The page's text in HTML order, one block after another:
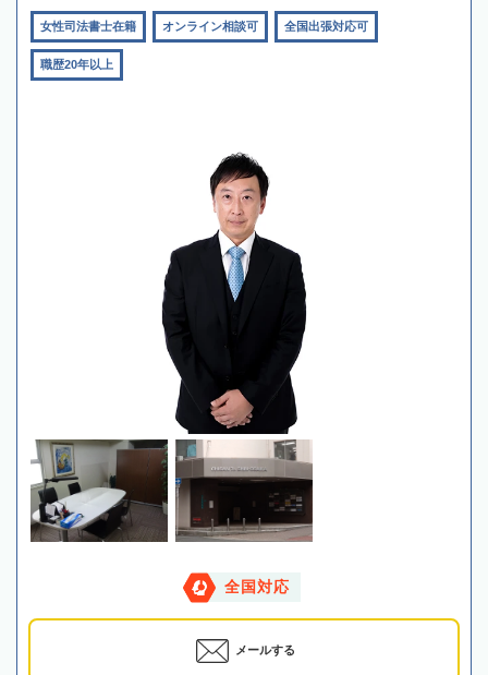
女性司法書士在籍 オンライン相談可 全国出張対応可
職歴20年以上
全国対応
メールする